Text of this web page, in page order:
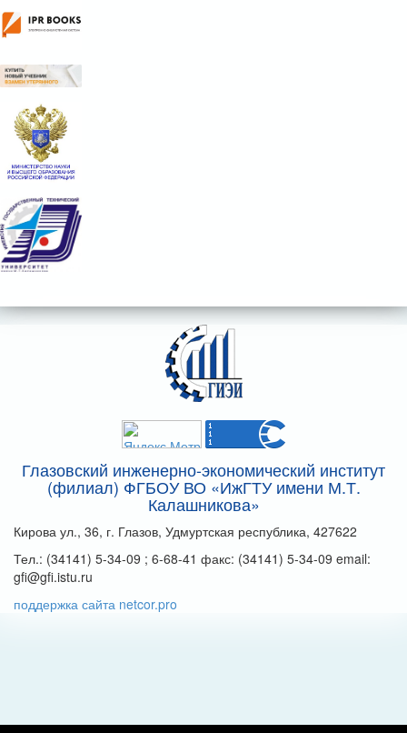
Глазовский инженерно-экономический институт
(филиал) ФГБОУ ВО «ИжГТУ имени М.Т.
Калашникова»
Кирова ул., 36, г. Глазов, Удмуртская республика, 427622
Тел.: (34141) 5-34-09 ; 6-68-41 факс: (34141) 5-34-09 email:
gfi@gfi.istu.ru
поддержка сайта netcor.pro